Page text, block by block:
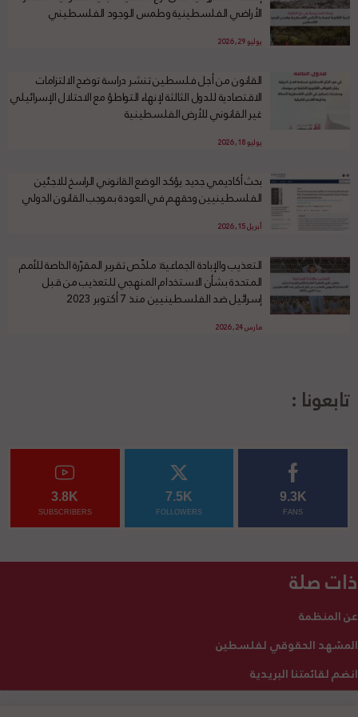
الأراضي الفلسطينية وطمس الوجود الفلسطيني
يوليو 29, 2026
القانون من أجل فلسطين تنشر دراسة توضح الالتزامات
الاقتصادية للدول الثالثة لإنهاء التواطؤ مع الاحتلال الإسرائيلي
غير القانوني للأرض الفلسطينية
يوليو 18, 2026
بحث أكاديمي جديد يؤكد الوضع القانوني الراسخ للاجئين
الفلسطينيين وحقهم في العودة بموجب القانون الدولي
أبريل 15, 2026
التعذيب والإبادة الجماعية: ملخّص تقرير المقرّرة الخاصة للأمم
المتحدة بشأن الاستخدام المنهجي للتعذيب من قبل
إسرائيل ضد الفلسطينيين منذ 7 أكتوبر 2023
مارس 24, 2026
تابعونا :
9.3K
FANS
7.5K
FOLLOWERS
3.8K
SUBSCRIBERS
ذات صلة
عن المنظمة
المشهد الحقوقي لفلسطين
انضم لقائمتنا البريدية